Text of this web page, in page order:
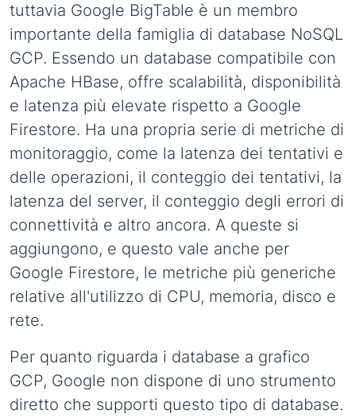
tuttavia Google BigTable è un membro
importante della famiglia di database NoSQL
GCP. Essendo un database compatibile con
Apache HBase, offre scalabilità, disponibilità
e latenza più elevate rispetto a Google
Firestore. Ha una propria serie di metriche di
monitoraggio, come la latenza dei tentativi e
delle operazioni, il conteggio dei tentativi, la
latenza del server, il conteggio degli errori di
connettività e altro ancora. A queste si
aggiungono, e questo vale anche per
Google Firestore, le metriche più generiche
relative all'utilizzo di CPU, memoria, disco e
rete.
Per quanto riguarda i database a grafico
GCP, Google non dispone di uno strumento
diretto che supporti questo tipo di database.